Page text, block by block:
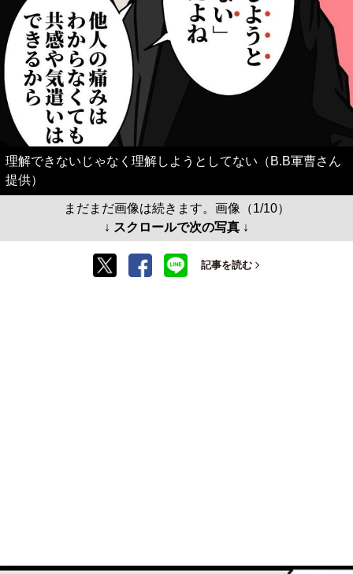
理解できないじゃなく理解しようとしてない（B.B軍曹さん
提供）
まだまだ画像は続きます。画像（1/10）
↓ スクロールで次の写真 ↓
記事を読む